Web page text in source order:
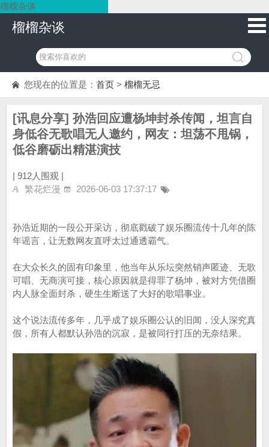
榴榴杂谈
榴榴杂谈
您现在的位置是： 首页 > 榴榴无忌
[讯息分享] 孙浩回应遭杨坤封杀传闻，坦言自
身低谷无歌唱无人邀约，网友：坦荡不甩锅，
低谷磨砺出精湛演技
| 912人围观 |
繁花烂漫
2026-06-03 17:37:17
孙浩近期的一段公开采访，彻底戳破了娱乐圈流传十几年的陈
年谣言，让无数网友直呼太过通透霸气。
在大众长久的固有印象里，他当年从乐坛突然销声匿迹、无歌
可唱、无商演可接，核心原因就是得罪了杨坤，被对方凭借圈
内人脉全面封杀，硬生生断送了大好的歌唱事业。
这个说法流传多年，几乎成了娱乐圈公认的旧闻，没人深究真
假，所有人都默认孙浩的沉寂，是被同行打压的无奈结果。